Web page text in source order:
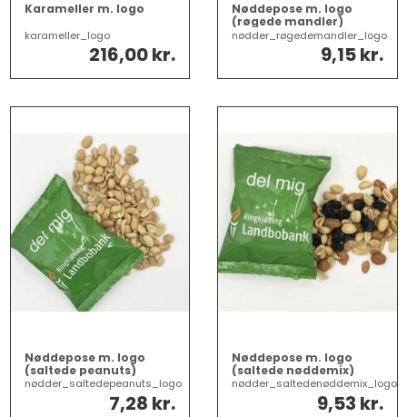
Karameller m. logo
karameller_logo
216,00 kr.
Nøddepose m. logo
(røgede mandler)
nødder_røgedemandler_logo
9,15 kr.
Nøddepose m. logo
(saltede peanuts)
nødder_saltedepeanuts_logo
7,28 kr.
Nøddepose m. logo
(saltede nøddemix)
nødder_saltedenøddemix_logo
9,53 kr.